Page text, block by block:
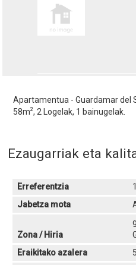
Apartamentua - Guardamar del
58m2, 2 Logelak, 1 bainugelak.
Ezaugarriak eta
Erreferentzia
Jabetza mota
Zona / Hiria
Eraikitako azalera